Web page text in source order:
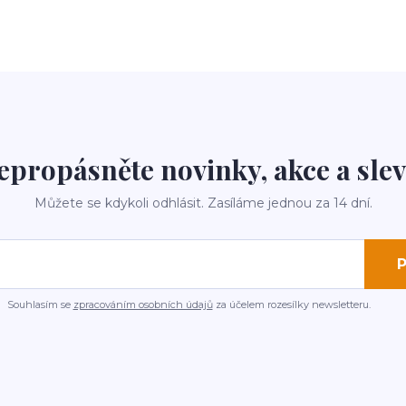
novinky, akce a
Můžete se kdykoli odhlásit. Zasíláme jednou za 14 dní.
Souhlasím se zpracováním osobních údajůza účelem rozesílky newsletteru.